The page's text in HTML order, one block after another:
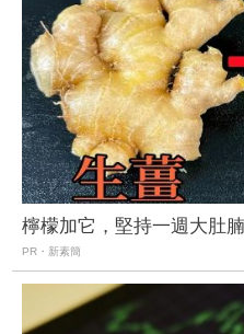
檸檬加它，堅持一週大肚
PR・新素簡